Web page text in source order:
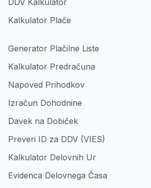
DDV Kalkulator
Kalkulator Plače
Generator Plačilne Liste
Kalkulator Predračuna
Napoved Prihodkov
Izračun Dohodnine
Davek na Dobiček
Preveri ID za DDV (VIES)
Kalkulator Delovnih Ur
Evidenca Delovnega Časa